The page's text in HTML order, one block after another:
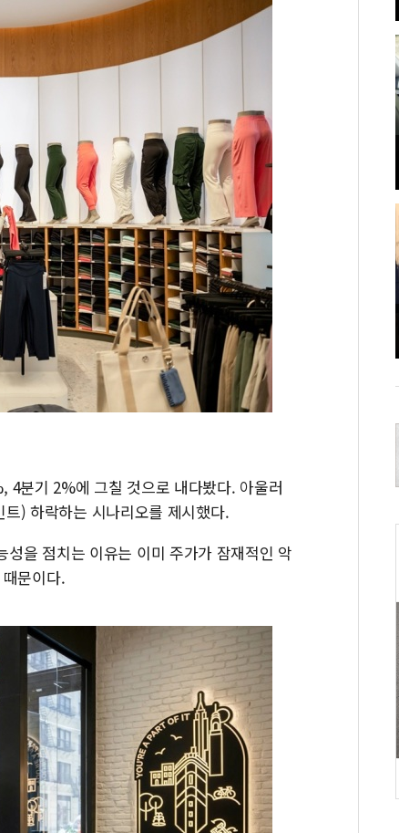
4분기 2%에 그칠 것으로 내다봤다. 아울러
) 하락하는 시나리오를 제시했다.
을 점치는 이유는 이미 주가가 잠재적인 악
문이다.